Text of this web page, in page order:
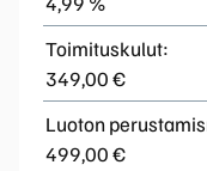
Toimituskulut:
349,00 €
Luoton
499,00 €